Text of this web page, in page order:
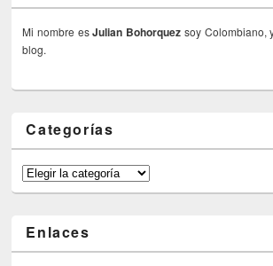
Mi nombre esJulian Bohorquez soy Colombiano,
blog.
Categorías
Categorías
Enlaces